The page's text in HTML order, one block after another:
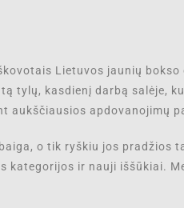
Lietuvos jaunių bokso
tylų, kasdienį darbą salėje,
aukščiausios apdovanojimų
o tik ryškiu jos pradžios
kategorijos ir nauji iššūkiai.